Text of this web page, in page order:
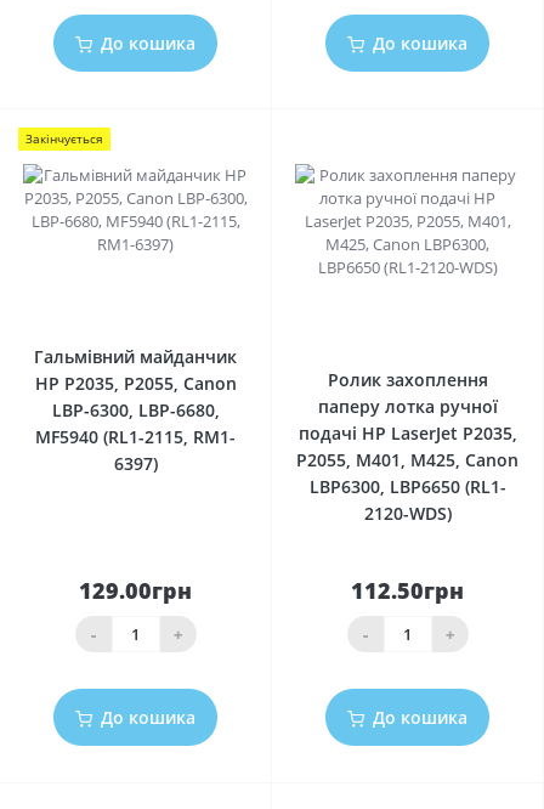
До кошика До кошика
Закінчується
Гальмівний майданчик
HP P2035, P2055, Canon
LBP-6300, LBP-6680,
MF5940 (RL1-2115, RM1-
6397)
129.00грн
- +
До кошика
Ролик захоплення
паперу лотка ручної
подачі HP LaserJet P2035,
P2055, M401, M425, Canon
LBP6300, LBP6650 (RL1-
2120-WDS)
112.50грн
- +
До кошика